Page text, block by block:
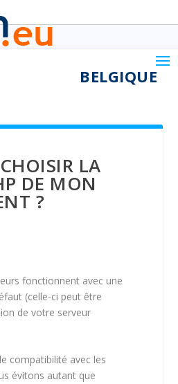
EN
BELGIQUE
LA
DE MON
?
fonctionnent avec une
(celle-ci peut être
de votre serveur
compatibilité avec les
évitons autant que